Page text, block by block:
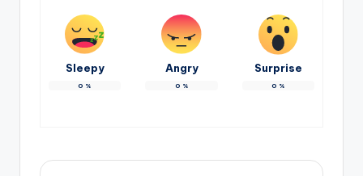
Sleepy
0 %
Angry
0 %
Surprise
0 %